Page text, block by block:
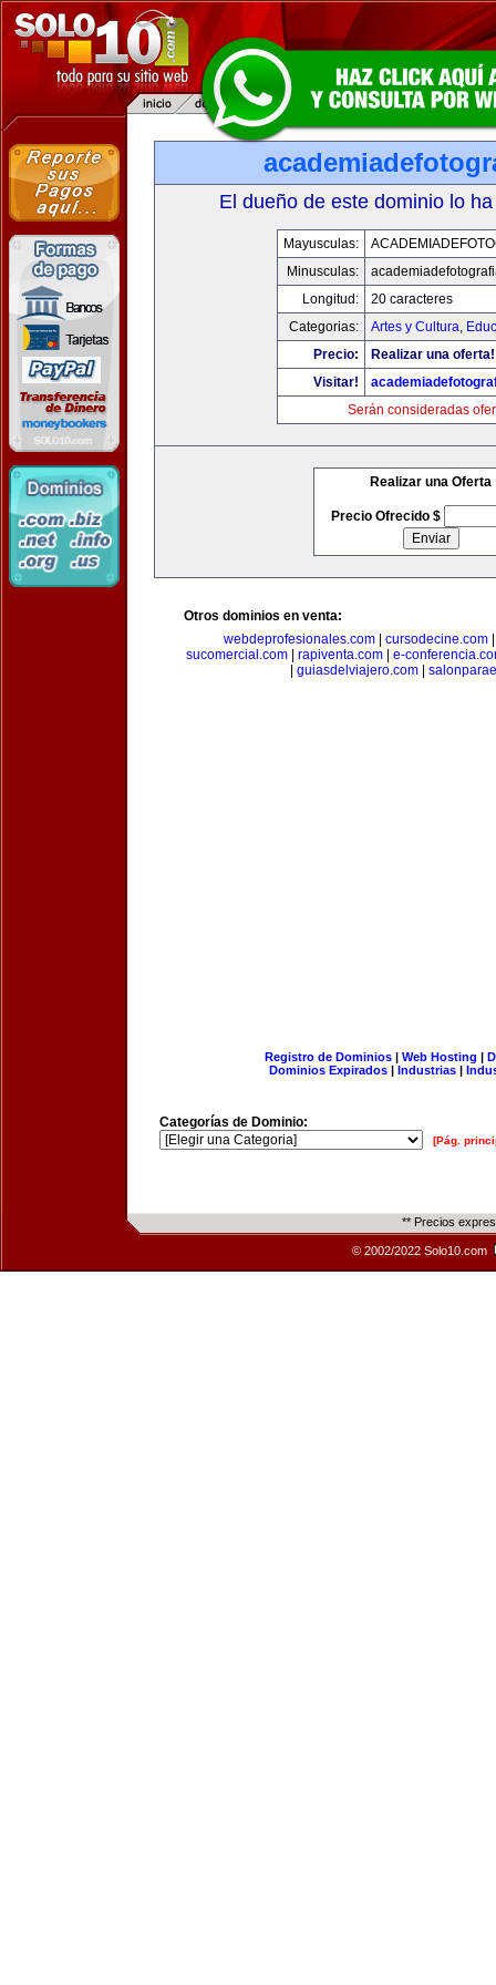
El dueño de este dominio lo
Mayusculas:
Minusculas:
Longitud:
20 caracteres
Categorias:
Artes y Cultura,
Precio:
Realizar una oferta!
Visitar!
Serán consideradas
Realizar una Oferta
Precio Ofrecido $
Otros dominios en venta:
webdeprofesionales.com| cursodecine.com
sucomercial.com
rapiventa.com
e-
guiasdelviajero.com|
Registro de Dominios| Web Hosting |
Dominios Expirados | Industrias |
Categorías de Dominio:
[Pág.
** Precios
© 2002/2022 Solo10.com